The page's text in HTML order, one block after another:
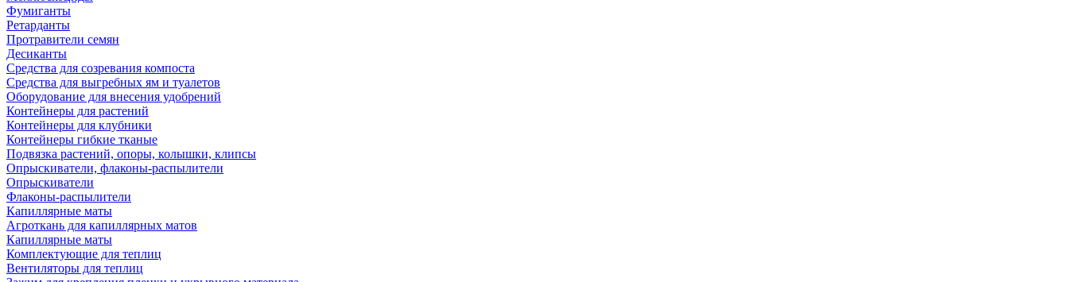
Фумиганты
Ретарданты
Протравители семян
Десиканты
Средства для созревания компоста
Средства для выгребных ям и туалетов
Оборудование для внесения удобрений
Контейнеры для растений
Контейнеры для клубники
Контейнеры гибкие тканые
Подвязка растений, опоры, колышки, клипсы
Опрыскиватели, флаконы-распылители
Опрыскиватели
Флаконы-распылители
Капиллярные маты
Агроткань для капиллярных матов
Капиллярные маты
Комплектующие для теплиц
Вентиляторы для теплиц